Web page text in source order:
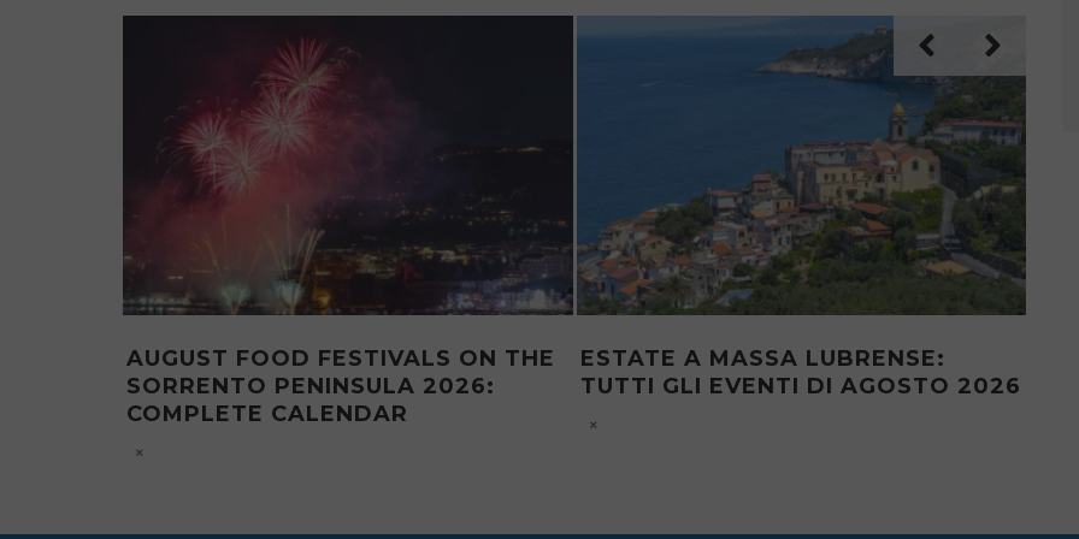
EVENTI A SORRENTO ESTATE 2021:
IL CALENDARIO DI VILLA
FIORENTINO
MY POV SORRENTO: MEET THE
LOCALS OF SORRENTO – SYART BY